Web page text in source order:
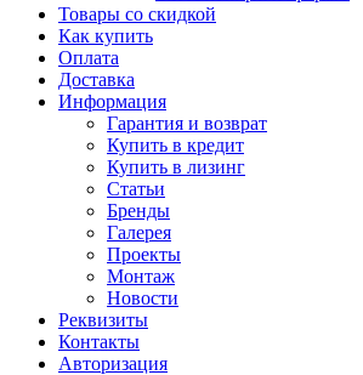
Товары со скидкой
Как купить
Оплата
Доставка
Информация
Гарантия и возврат
Купить в кредит
Купить в лизинг
Статьи
Бренды
Галерея
Проекты
Монтаж
Новости
Реквизиты
Контакты
Авторизация